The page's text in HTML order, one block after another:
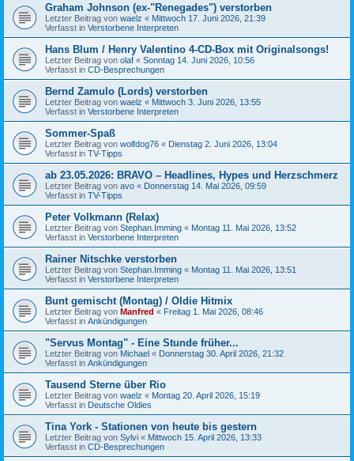
Graham Johnson (ex-"Renegades") verstorben
Letzter Beitrag von waelz « Mittwoch 17. Juni 2026, 21:39
Verfasst in Verstorbene Interpreten
Hans Blum / Henry Valentino 4-CD-Box mit Originalsongs!
Letzter Beitrag von olaf « Sonntag 14. Juni 2026, 10:56
Verfasst in CD-Besprechungen
Bernd Zamulo (Lords) verstorben
Letzter Beitrag von waelz « Mittwoch 3. Juni 2026, 13:55
Verfasst in Verstorbene Interpreten
Sommer-Spaß
Letzter Beitrag von wolfdog76 « Dienstag 2. Juni 2026, 13:04
Verfasst in TV-Tipps
ab 23.05.2026: BRAVO – Headlines, Hypes und Herzschmerz
Letzter Beitrag von avo « Donnerstag 14. Mai 2026, 09:59
Verfasst in TV-Tipps
Peter Volkmann (Relax)
Letzter Beitrag von Stephan.Imming « Montag 11. Mai 2026, 13:52
Verfasst in Verstorbene Interpreten
Rainer Nitschke verstorben
Letzter Beitrag von Stephan.Imming « Montag 11. Mai 2026, 13:51
Verfasst in Verstorbene Interpreten
Bunt gemischt (Montag) / Oldie Hitmix
Letzter Beitrag von Manfred « Freitag 1. Mai 2026, 08:46
Verfasst in Ankündigungen
"Servus Montag" - Eine Stunde früher...
Letzter Beitrag von Michael « Donnerstag 30. April 2026, 21:32
Verfasst in Ankündigungen
Tausend Sterne über Rio
Letzter Beitrag von waelz « Montag 20. April 2026, 15:19
Verfasst in Deutsche Oldies
Tina York - Stationen von heute bis gestern
Letzter Beitrag von Sylvi « Mittwoch 15. April 2026, 13:33
Verfasst in CD-Besprechungen